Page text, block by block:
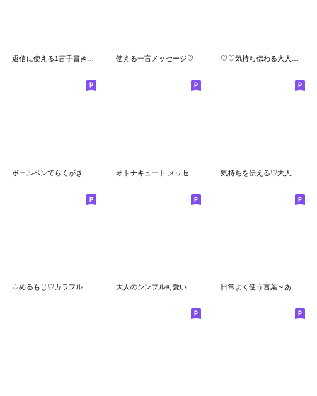
返信に使える1言手書き文字セット 敬語Ver 使える一言メッセージ♡ ♡♡気持ち伝わる大人シンプル絵文字♡♡